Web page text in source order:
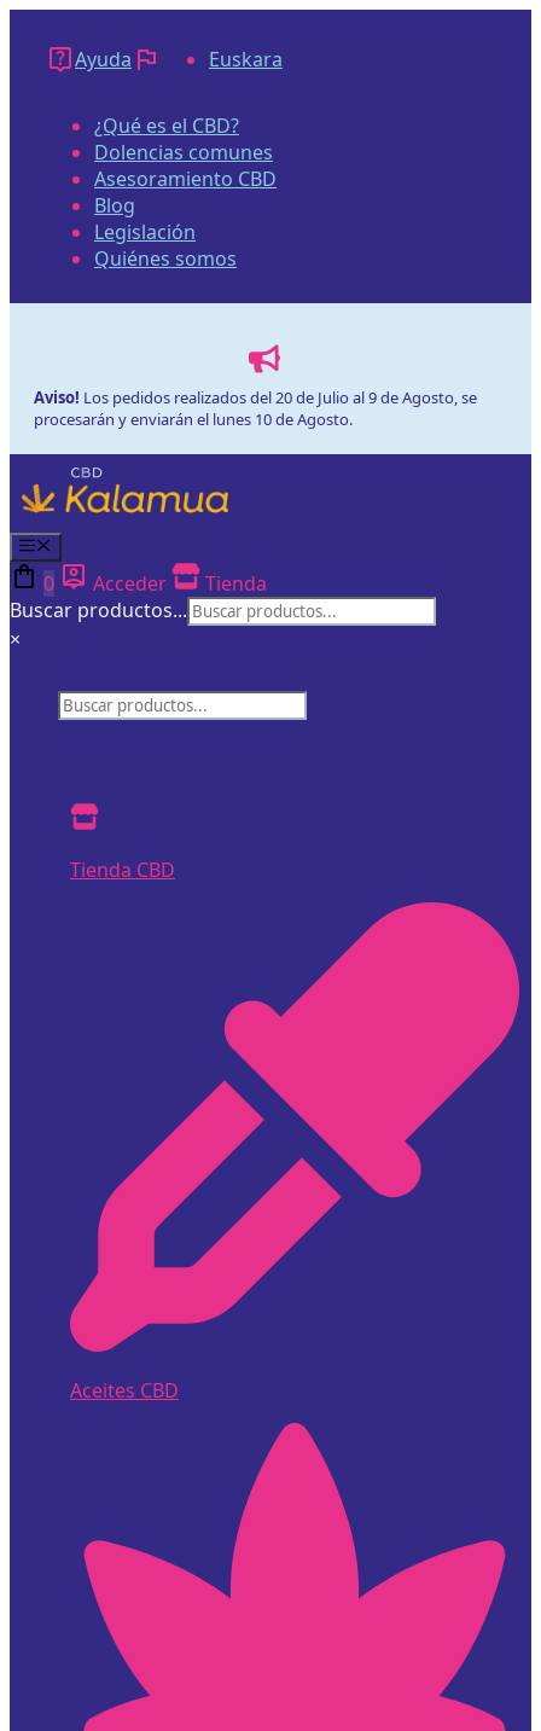
contenido
Ayuda Euskara
¿Qué es el CBD?
Dolencias comunes
Asesoramiento CBD
Blog
Legislación
Quiénes somos
Aviso! Los pedidos realizados del 20 de Julio al 9 de Agosto, se
procesarán y enviarán el lunes 10 de Agosto.
0 Acceder
Tienda
Buscar productos...
×
Tienda CBD
Aceites CBD